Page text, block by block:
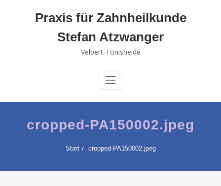
Praxis für Zahnheilkunde
Stefan Atzwanger
Velbert-Tönisheide
cropped-PA150002.jpeg
Start cropped-PA150002.jpeg